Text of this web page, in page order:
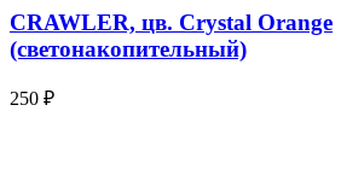
CRAWLER, цв. Crystal Orange
(светонакопительный)
250 ₽